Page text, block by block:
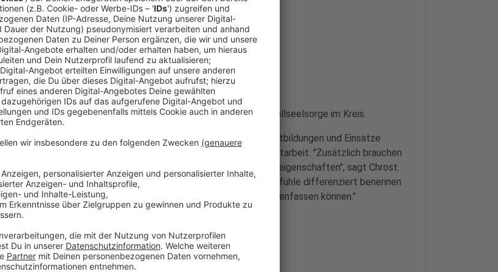
Anzeige
Ehrenamtliche brauchen Empathie
Anzeige
Die katholische und die evangelische Kirche sind Träger der Notfallseelsorge im Kreis.
Ehrenamtliche müssen viel Zeit in Ausbildung, Teambildungen, Fortbildungen und Einsätze
investieren, sagt Chrost. Nicht alle schafften das neben der Hauptarbeit. "Zusätzlich brauchen
Ehrenamtliche entsprechende eigene Ressourcen oder Charaktereigenschaften", sagt Chrost.
"Man sollte empathisch sein, sprachfähig sein, in der Lage sein Gefühle differenziert benennen
zu können, man muss gut zuhören können und Gespräche zusammenfassen können."
Anzeige
30 Ehrenamtliche aktuell aktiv